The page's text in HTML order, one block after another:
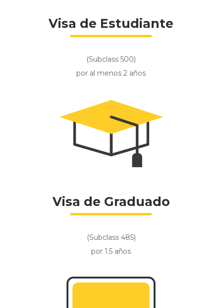
Visa de Estudiante
(Subclass 500)
por al menos 2 años
Visa de Graduado
(Subclass 485)
por 1.5 años